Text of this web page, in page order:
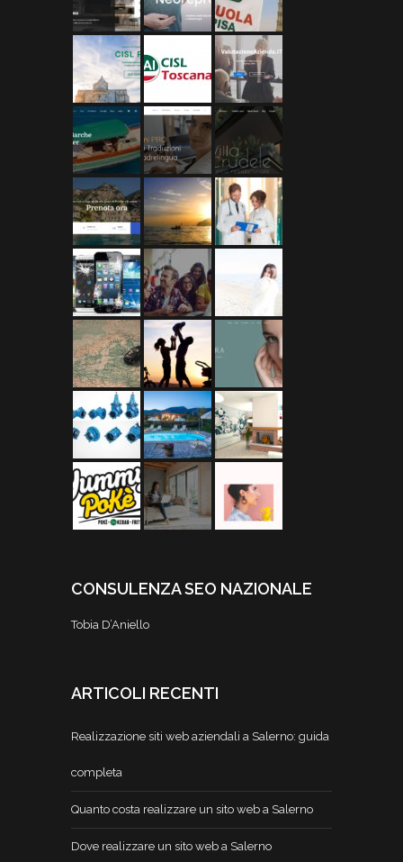
CONSULENZA SEO NAZIONALE
Tobia D’Aniello
ARTICOLI RECENTI
Realizzazione siti web aziendali a Salerno: guida
completa
Quanto costa realizzare un sito web a Salerno
Dove realizzare un sito web a Salerno